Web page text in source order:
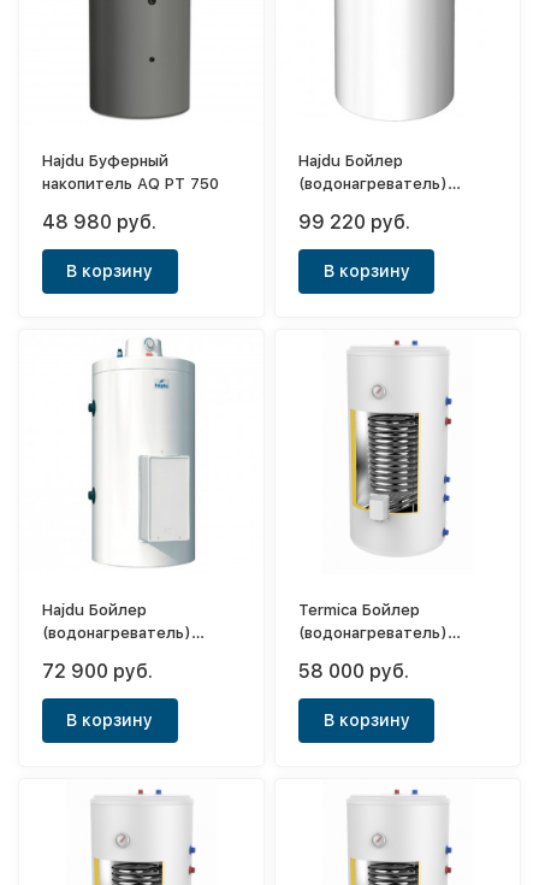
Hajdu Буферный
накопитель AQ PT 750
48 980 руб.
В корзину
Hajdu Бойлер
(водонагреватель)
40 160л
99 220 руб.
В корзину
Hajdu Бойлер
(водонагреватель)
IND SC 100
72 900 руб.
В корзину
Termica Бойлер
(водонагреватель)
Amet 200 Inox
58 000 руб.
В корзину